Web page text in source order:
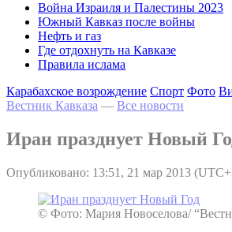
Война Израиля и Палестины 2023
Южный Кавказ после войны
Нефть и газ
Где отдохнуть на Кавказе
Правила ислама
Карабахское возрождение Спорт Фото
Вестник Кавказа — Все новости
Иран празднует Новый
Опубликовано: 13:51, 21 мар 2013
© Фото: Мария Новоселова/